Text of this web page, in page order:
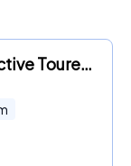
BMW 2-serie Active Tourer - 216D Automaat Hoge zit / Instap Corporate Lease Executive